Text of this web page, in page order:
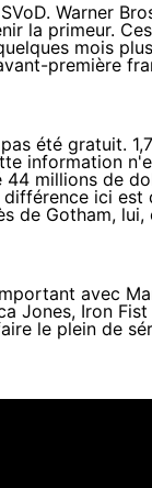
Warner
la primeur.
mois
première
été gratuit.
information
44 millions de
ici est
de Gotham, lui,
avec
Jones, Iron
le plein de